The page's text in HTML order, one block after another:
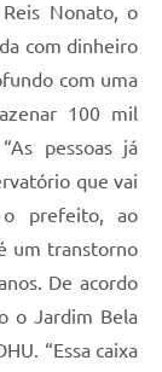
Nonato, o
com dinheiro
com uma
100 mil
pessoas já
que vai
o prefeito, ao
um transtorno
De acordo
o Jardim Bela
“Essa caixa